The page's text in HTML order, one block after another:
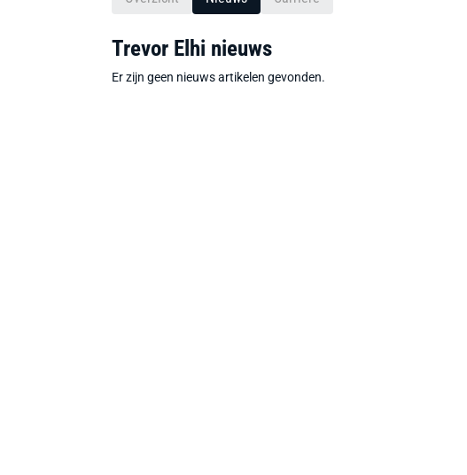
Trevor Elhi nieuws
Er zijn geen nieuws artikelen gevonden.